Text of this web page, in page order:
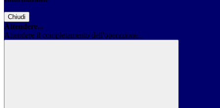
Chiudi
Attendere...
Attendere il completamento dell'operazione...